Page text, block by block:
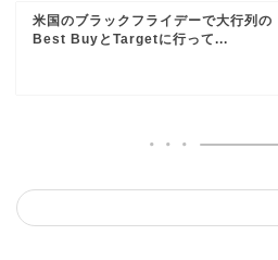
米国のブラックフライデーで大行列の
Best BuyとTargetに行って...